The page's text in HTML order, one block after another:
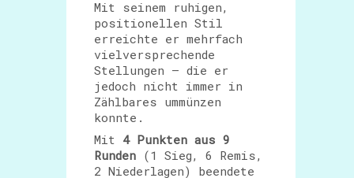
Mit seinem ruhigen,
positionellen Stil
erreichte er mehrfach
vielversprechende
Stellungen – die er
jedoch nicht immer in
Zählbares ummünzen
konnte.
Mit 4 Punkten aus 9
Runden (1 Sieg, 6 Remis,
2 Niederlagen) beendete